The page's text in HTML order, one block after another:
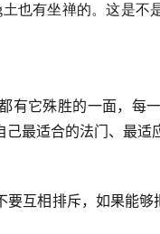
也有坐禅的。这是
有它殊胜的一面，每
最适合的法门、最适
互相排斥，如果能